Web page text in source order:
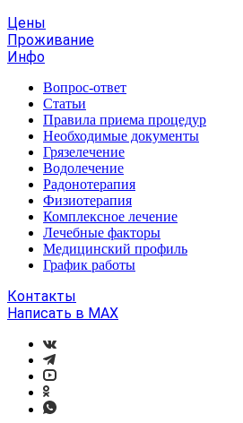
Цены
Проживание
Инфо
Вопрос-ответ
Статьи
Правила приема процедур
Необходимые документы
Грязелечение
Водолечение
Радонотерапия
Физиотерапия
Комплексное лечение
Лечебные факторы
Медицинский профиль
График работы
Контакты
Написать в MAX